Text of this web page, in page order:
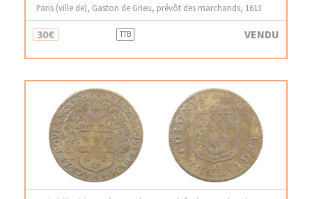
Paris (ville de), Gaston de Grieu, prévôt des marchands, 1613
30€ TTB VENDU